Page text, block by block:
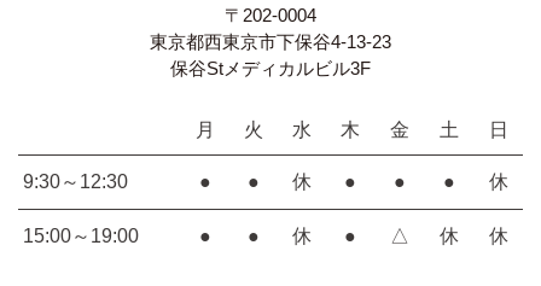
〒202-0004
東京都西東京市下保谷4-13-23
保谷Stメディカルビル3F
月 火 水 木 金 土 日
9:30～12:30 ● ● 休 ● ● ● 休
15:00～19:00 ● ● 休 ● △ 休 休